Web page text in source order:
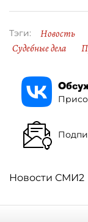
Тэги: Новость
Судебные дела
Новости СМИ2